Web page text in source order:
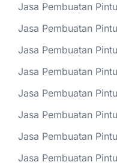
Jasa Pembuatan
Jasa Pembuatan
Jasa Pembuatan
Jasa Pembuatan
Jasa Pembuatan
Jasa Pembuatan
Jasa Pembuatan
Jasa Pembuatan